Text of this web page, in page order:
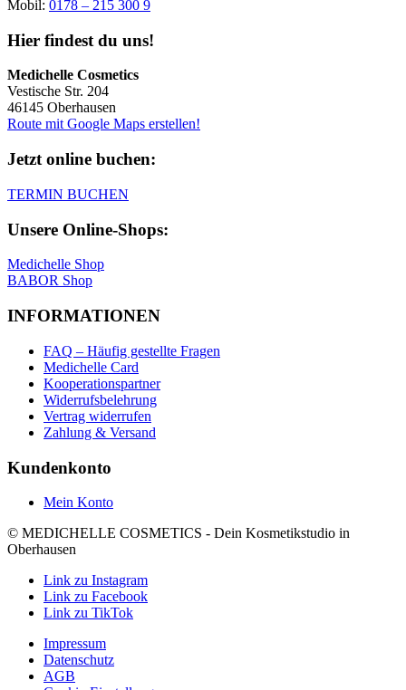
Mobil: 0178 – 215 300 9
Hier findest du uns!
Medichelle Cosmetics
Vestische Str. 204
46145 Oberhausen
Route mit Google Maps erstellen!
Jetzt online buchen:
TERMIN BUCHEN
Unsere Online-Shops:
Medichelle Shop
BABOR Shop
INFORMATIONEN
FAQ – Häufig gestellte Fragen
Medichelle Card
Kooperationspartner
Widerrufsbelehrung
Vertrag widerrufen
Zahlung & Versand
Kundenkonto
Mein Konto
© MEDICHELLE COSMETICS - Dein Kosmetikstudio in
Oberhausen
Link zu Instagram
Link zu Facebook
Link zu TikTok
Impressum
Datenschutz
AGB